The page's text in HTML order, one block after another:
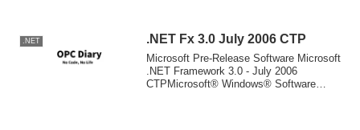
だしその前提として、デー...
.NET .NET Fx 3.0 July 2006 CTP
Microsoft Pre-Release Software Microsoft
.NET Framework 3.0 - July 2006
CTPMicrosoft® Windows® Software